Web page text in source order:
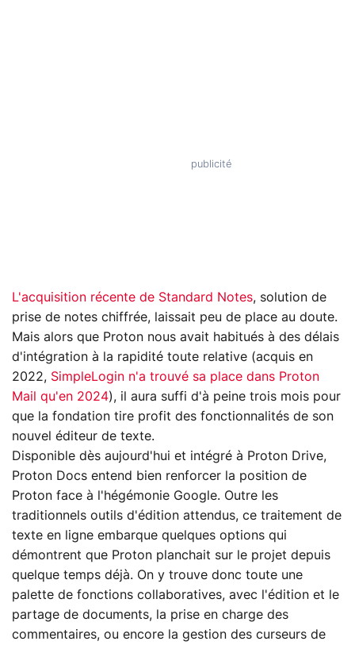
L'acquisition récente de Standard Notes, solution de
prise de notes chiffrée, laissait peu de place au doute.
Mais alors que Proton nous avait habitués à des délais
d'intégration à la rapidité toute relative (acquis en
2022, SimpleLogin n'a trouvé sa place dans Proton
Mail qu'en 2024), il aura suffi d'à peine trois mois pour
que la fondation tire profit des fonctionnalités de son
nouvel éditeur de texte.
Disponible dès aujourd'hui et intégré à Proton Drive,
Proton Docs entend bien renforcer la position de
Proton face à l'hégémonie Google. Outre les
traditionnels outils d'édition attendus, ce traitement de
texte en ligne embarque quelques options qui
démontrent que Proton planchait sur le projet depuis
quelque temps déjà. On y trouve donc toute une
palette de fonctions collaboratives, avec l'édition et le
partage de documents, la prise en charge des
commentaires, ou encore la gestion des curseurs de